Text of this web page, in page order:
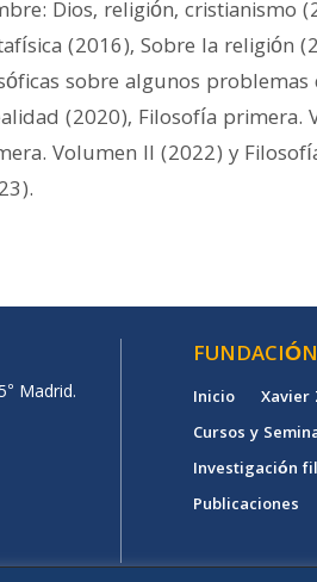
Dios, religión, cristianismo
(2016), Sobre la religión
sobre algunos problemas
(2020), Filosofía primera.
Volumen II (2022) y
Madrid.
Inicio Xavier
Cursos y
Investigación
Publicaciones